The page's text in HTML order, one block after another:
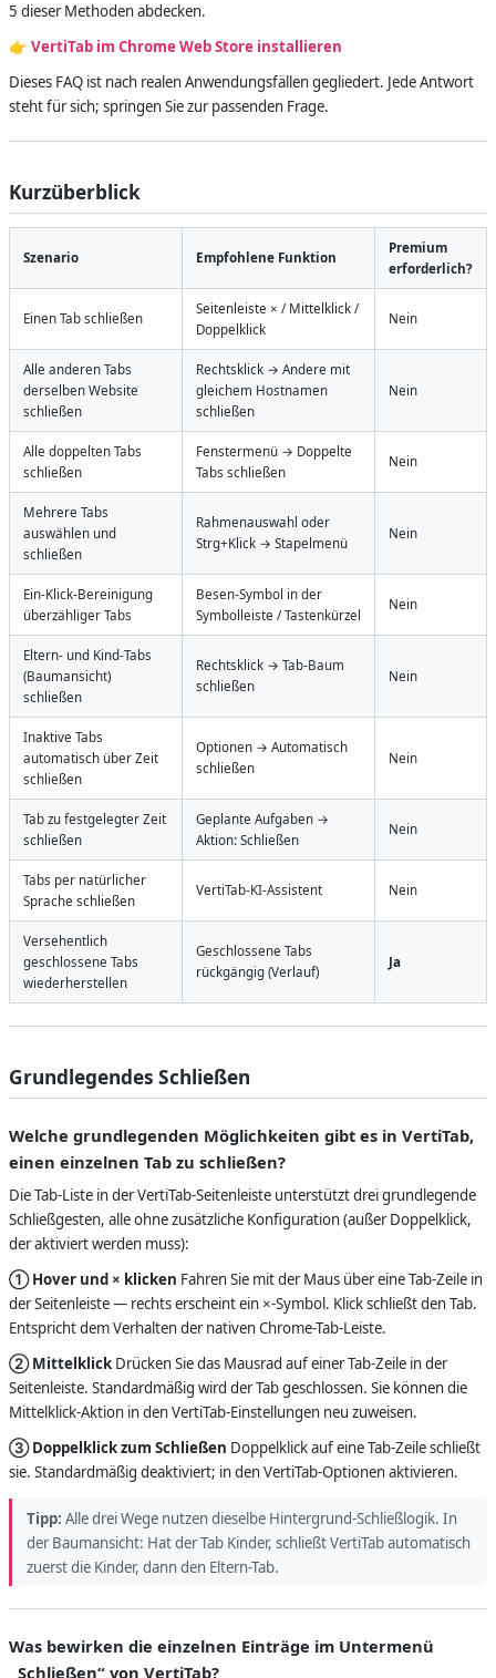
5 dieser Methoden abdecken.
👉 VertiTab im Chrome Web Store installieren
Dieses FAQ ist nach realen Anwendungsfällen gegliedert. Jede Antwort
steht für sich; springen Sie zur passenden Frage.
Kurzüberblick
Szenario Empfohlene Funktion
Premium
erforderlich?
Einen Tab schließen
Seitenleiste × / Mittelklick /
Doppelklick
Nein
Alle anderen Tabs
derselben Website
schließen
Rechtsklick → Andere mit
gleichem Hostnamen
schließen
Nein
Alle doppelten Tabs
schließen
Fenstermenü → Doppelte
Tabs schließen
Nein
Mehrere Tabs
auswählen und
schließen
Rahmenauswahl oder
Strg+Klick → Stapelmenü
Nein
Ein-Klick-Bereinigung
überzähliger Tabs
Besen-Symbol in der
Symbolleiste / Tastenkürzel
Nein
Eltern- und Kind-Tabs
(Baumansicht)
schließen
Rechtsklick → Tab-Baum
schließen
Nein
Inaktive Tabs
automatisch über Zeit
schließen
Optionen → Automatisch
schließen
Nein
Tab zu festgelegter Zeit
schließen
Geplante Aufgaben →
Aktion: Schließen
Nein
Tabs per natürlicher
Sprache schließen
VertiTab-KI-Assistent Nein
Versehentlich
geschlossene Tabs
wiederherstellen
Geschlossene Tabs
rückgängig (Verlauf)
Ja
Grundlegendes Schließen
Welche grundlegenden Möglichkeiten gibt es in VertiTab,
einen einzelnen Tab zu schließen?
Die Tab-Liste in der VertiTab-Seitenleiste unterstützt drei grundlegende
Schließgesten, alle ohne zusätzliche Konfiguration (außer Doppelklick,
der aktiviert werden muss):
① Hover und × klicken Fahren Sie mit der Maus über eine Tab-Zeile in
der Seitenleiste — rechts erscheint ein ×-Symbol. Klick schließt den Tab.
Entspricht dem Verhalten der nativen Chrome-Tab-Leiste.
② Mittelklick Drücken Sie das Mausrad auf einer Tab-Zeile in der
Seitenleiste. Standardmäßig wird der Tab geschlossen. Sie können die
Mittelklick-Aktion in den VertiTab-Einstellungen neu zuweisen.
③ Doppelklick zum Schließen Doppelklick auf eine Tab-Zeile schließt
sie. Standardmäßig deaktiviert; in den VertiTab-Optionen aktivieren.
Tipp: Alle drei Wege nutzen dieselbe Hintergrund-Schließlogik. In
der Baumansicht: Hat der Tab Kinder, schließt VertiTab automatisch
zuerst die Kinder, dann den Eltern-Tab.
Was bewirken die einzelnen Einträge im Untermenü
„Schließen“ von VertiTab?